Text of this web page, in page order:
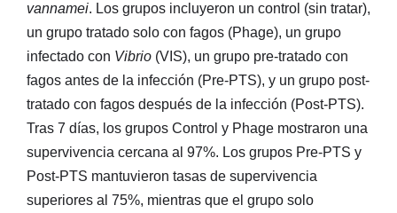
vannamei. Los grupos incluyeron un control (sin tratar),
un grupo tratado solo con fagos (Phage), un grupo
infectado con Vibrio (VIS), un grupo pre-tratado con
fagos antes de la infección (Pre-PTS), y un grupo post-
tratado con fagos después de la infección (Post-PTS).
Tras 7 días, los grupos Control y Phage mostraron una
supervivencia cercana al 97%. Los grupos Pre-PTS y
Post-PTS mantuvieron tasas de supervivencia
superiores al 75%, mientras que el grupo solo